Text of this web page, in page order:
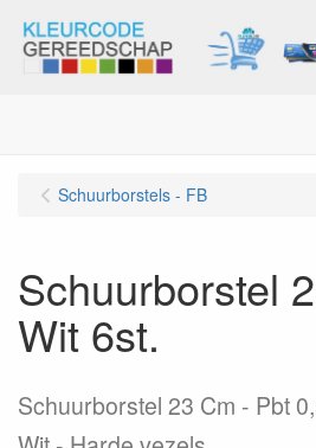
Schuurborstels - FB
Schuurborstel
Wit 6st.
Schuurborstel 23 Cm - Pbt